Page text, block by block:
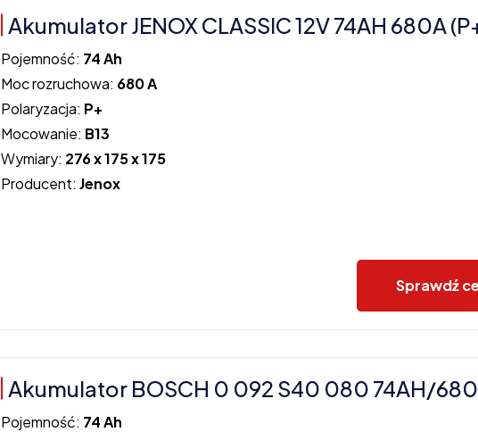
Akumulator JENOX CLASSIC 12V 74AH 680A
Pojemność: 74 Ah
Moc rozruchowa: 680 A
Polaryzacja: P+
Mocowanie: B13
Wymiary: 276 x 175 x 175
Producent:Jenox
Sprawdź
Akumulator BOSCH 0 092 S40 080 74AH/
Pojemność: 74 Ah